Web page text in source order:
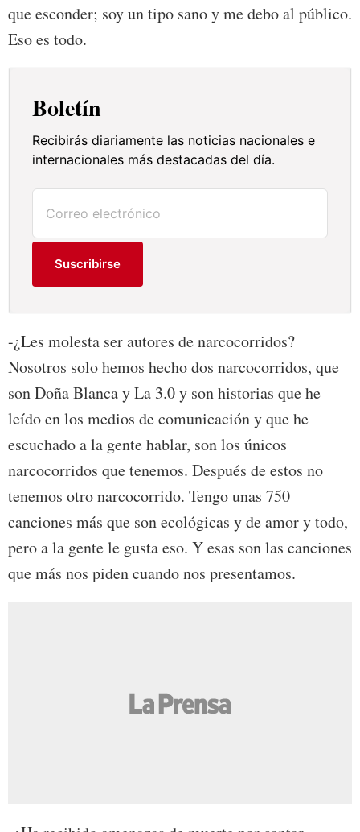
que esconder; soy un tipo sano y me debo al público.
Eso es todo.
Boletín
Recibirás diariamente las noticias nacionales e
internacionales más destacadas del día.
Suscribirse
-¿Les molesta ser autores de narcocorridos?
Nosotros solo hemos hecho dos narcocorridos, que
son Doña Blanca y La 3.0 y son historias que he
leído en los medios de comunicación y que he
escuchado a la gente hablar, son los únicos
narcocorridos que tenemos. Después de estos no
tenemos otro narcocorrido. Tengo unas 750
canciones más que son ecológicas y de amor y todo,
pero a la gente le gusta eso. Y esas son las canciones
que más nos piden cuando nos presentamos.